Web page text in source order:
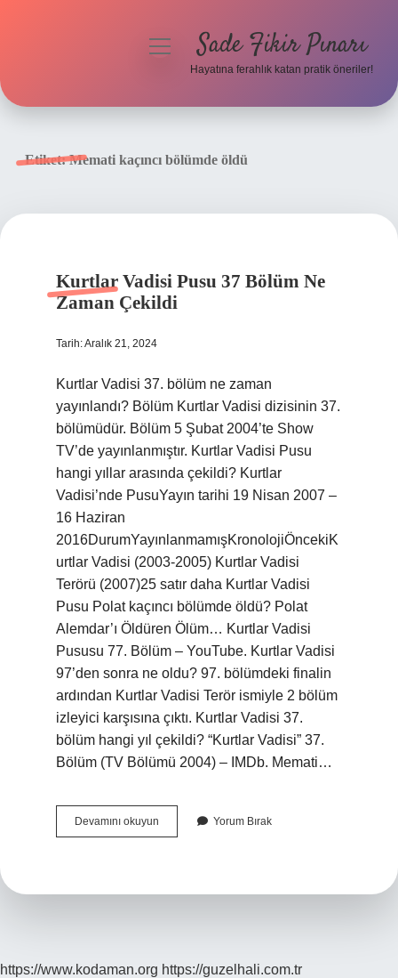
menüyüSade Fikir Pınarı
Hayatına ferahlık katan pratik öneriler!
Etiket:Memati kaçıncı bölümde öldü
Kurtlar Vadisi Pusu 37 Bölüm Ne
Zaman Çekildi
Tarih: Aralık 21, 2024
Kurtlar Vadisi 37. bölüm ne zaman
yayınlandı? Bölüm Kurtlar Vadisi dizisinin 37.
bölümüdür. Bölüm 5 Şubat 2004’te Show
TV’de yayınlanmıştır. Kurtlar Vadisi Pusu
hangi yıllar arasında çekildi? Kurtlar
Vadisi’nde PusuYayın tarihi 19 Nisan 2007 –
16 Haziran
2016DurumYayınlanmamışKronolojiÖncekiK
urtlar Vadisi (2003-2005) Kurtlar Vadisi
Terörü (2007)25 satır daha Kurtlar Vadisi
Pusu Polat kaçıncı bölümde öldü? Polat
Alemdar’ı Öldüren Ölüm… Kurtlar Vadisi
Pususu 77. Bölüm – YouTube. Kurtlar Vadisi
97’den sonra ne oldu? 97. bölümdeki finalin
ardından Kurtlar Vadisi Terör ismiyle 2 bölüm
izleyici karşısına çıktı. Kurtlar Vadisi 37.
bölüm hangi yıl çekildi? “Kurtlar Vadisi” 37.
Bölüm (TV Bölümü 2004) – IMDb. Memati…
Devamını okuyun
Vadisi
Yorum Bırak
https://www.kodaman.org https://guzelhali.com.tr